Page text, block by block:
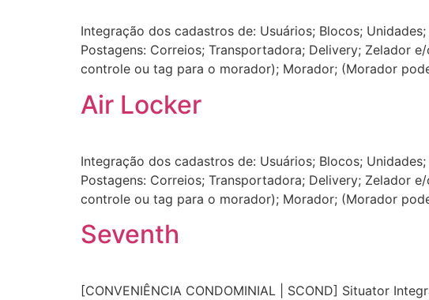
Integração dos cadastros de: Usuários; Blocos;
Postagens: Correios; Transportadora; Delivery; Zelador
controle ou tag para o morador); Morador; (Morador
Air Locker
Integração dos cadastros de: Usuários; Blocos;
Postagens: Correios; Transportadora; Delivery; Zelador
controle ou tag para o morador); Morador; (Morador
Seventh
[CONVENIÊNCIA CONDOMINIAL | SCOND] Situator